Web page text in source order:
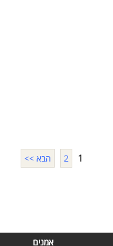
1
2 הבא >>
אמנים